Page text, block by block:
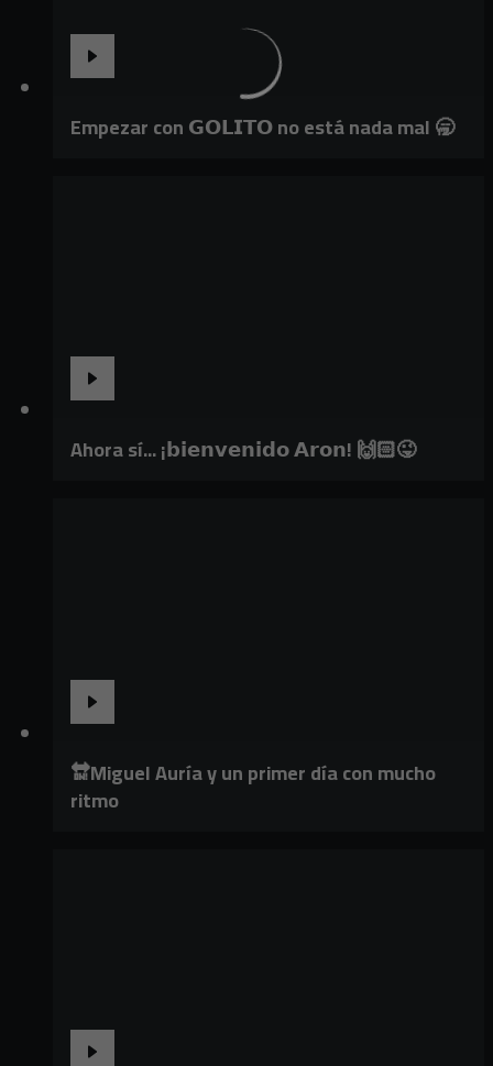
Empezar con 𝗚𝗢𝗟𝗜𝗧𝗢 no está nada mal 🥱
Ahora sí... ¡𝗯𝗶𝗲𝗻𝘃𝗲𝗻𝗶𝗱𝗼 𝗔𝗿𝗼𝗻! 🙌🏻😜
🔛Miguel Auría y un primer día con mucho
ritmo